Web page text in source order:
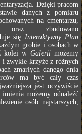
Dzięki pracom
danych z pomiaru
na cmentarzu,
oraz zbudowano
się Interaktywny Plan
grobie i osobach w
kolei w Galerii możemy
zwykłe krzyże z różnych
zmarłych danego dnia
ma być cały czas
jest oczywiście
możemy odnaleźć
osób najstarszych,